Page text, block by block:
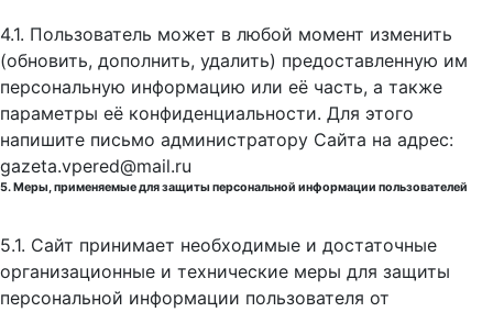
4.1. Пользователь может в любой момент изменить
(обновить, дополнить, удалить) предоставленную им
персональную информацию или её часть, а также
параметры её конфиденциальности. Для этого
напишите письмо администратору Сайта на адрес:
gazeta.vpered@mail.ru
5. Меры, применяемые для защиты персональной информации пользователей
5.1. Сайт принимает необходимые и достаточные
организационные и технические меры для защиты
персональной информации пользователя от